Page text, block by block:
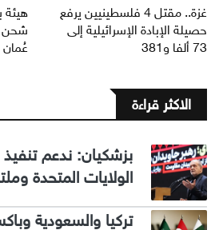
غزة.. مقتل 4 فلسطينيين يرفع
حصيلة الإبادة الإسرائيلية إلى
73 ألفا و381
هيئة
شحن
عُمان
الاكثر قراءة
بزشكيان: ندعم
الولايات المتحدة
تركيا والسعودية